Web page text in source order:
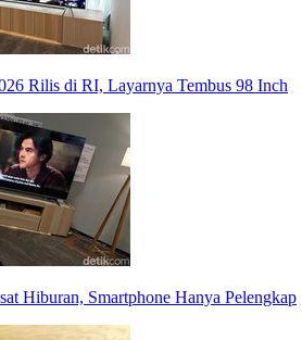
Rilis di RI, Layarnya Tembus 98 Inch
Hiburan, Smartphone Hanya Pelengkap